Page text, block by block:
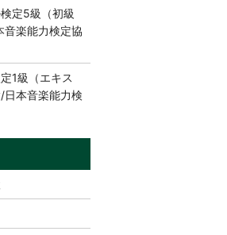
定5級（初級
音楽能力検定協
1級（エキス
日本音楽能力検